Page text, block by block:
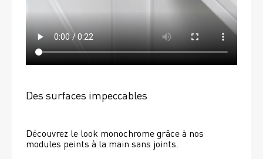
Des surfaces impeccables
Découvrez le look monochrome grâce à nos
modules peints à la main sans joints.